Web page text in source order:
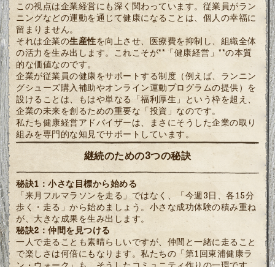
この視点は企業経営にも深く関わっています。従業員がラン
ニングなどの運動を通じて健康になることは、個人の幸福に
留まりません。
それは企業の生産性を向上させ、医療費を抑制し、組織全体
の活力を生み出します。これこそが**「健康経営」**の本質
的な価値なのです。
企業が従業員の健康をサポートする制度（例えば、ランニン
グシューズ購入補助やオンライン運動プログラムの提供）を
設けることは、もはや単なる「福利厚生」という枠を超え、
企業の未来を創るための重要な「投資」なのです。
私たち健康経営アドバイザーは、まさにそうした企業の取り
組みを専門的な知見でサポートしています。
継続のための3つの秘訣
秘訣1：小さな目標から始める
「来月フルマラソンを走る」ではなく、「今週3日、各15分
歩く・走る」から始めましょう。小さな成功体験の積み重ね
が、大きな成果を生み出します。
秘訣2：仲間を見つける
一人で走ることも素晴らしいですが、仲間と一緒に走ること
で楽しさは何倍にもなります。私たちの「第1回東浦健康ラ
ン・ウォーク」も、そうしたコミュニティ作りの一環です。